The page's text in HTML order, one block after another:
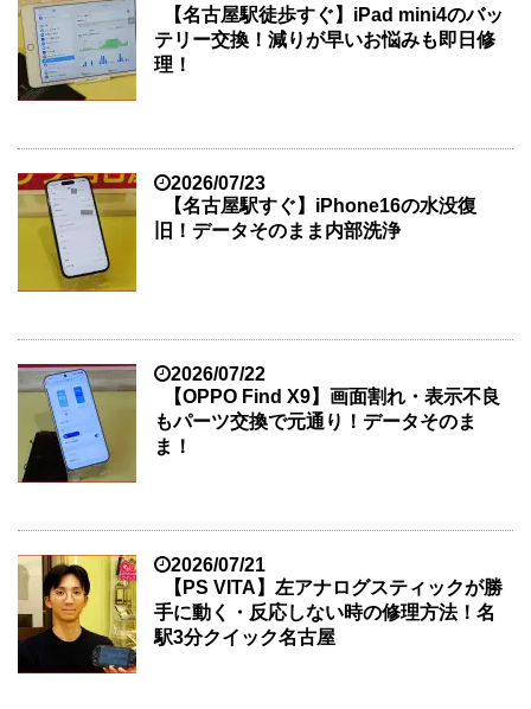
【名古屋駅徒歩すぐ】iPad mini4のバッ
テリー交換！減りが早いお悩みも即日修
理！
2026/07/23
【名古屋駅すぐ】iPhone16の水没復
旧！データそのまま内部洗浄
2026/07/22
【OPPO Find X9】画面割れ・表示不良
もパーツ交換で元通り！データそのま
ま！
2026/07/21
【PS VITA】左アナログスティックが勝
手に動く・反応しない時の修理方法！名
駅3分クイック名古屋